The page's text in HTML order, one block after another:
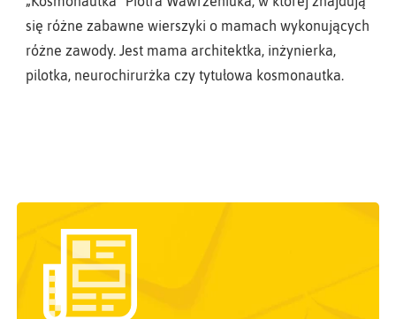
się różne zabawne wierszyki o mamach wykonujących
różne zawody. Jest mama architektka, inżynierka,
pilotka, neurochirurżka czy tytułowa kosmonautka.